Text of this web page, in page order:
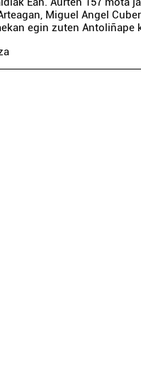
Miguel Angel
egin zuten Antoliñape